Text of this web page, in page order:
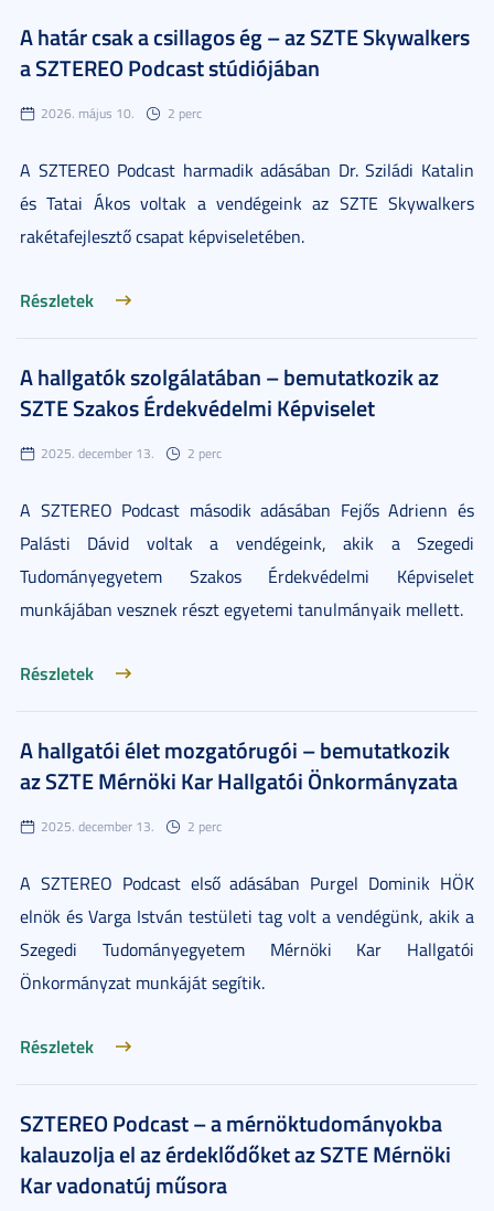
A határ csak a csillagos ég – az SZTE Skywalkers
a SZTEREO Podcast stúdiójában
2026. május 10. 2 perc
A SZTEREO Podcast harmadik adásában Dr. Sziládi Katalin
és Tatai Ákos voltak a vendégeink az SZTE Skywalkers
rakétafejlesztő csapat képviseletében.
Részletek
A hallgatók szolgálatában – bemutatkozik az
SZTE Szakos Érdekvédelmi Képviselet
2025. december 13. 2 perc
A SZTEREO Podcast második adásában Fejős Adrienn és
Palásti Dávid voltak a vendégeink, akik a Szegedi
Tudományegyetem Szakos Érdekvédelmi Képviselet
munkájában vesznek részt egyetemi tanulmányaik mellett.
Részletek
A hallgatói élet mozgatórugói – bemutatkozik
az SZTE Mérnöki Kar Hallgatói Önkormányzata
2025. december 13. 2 perc
A SZTEREO Podcast első adásában Purgel Dominik HÖK
elnök és Varga István testületi tag volt a vendégünk, akik a
Szegedi Tudományegyetem Mérnöki Kar Hallgatói
Önkormányzat munkáját segítik.
Részletek
SZTEREO Podcast – a mérnöktudományokba
kalauzolja el az érdeklődőket az SZTE Mérnöki
Kar vadonatúj műsora